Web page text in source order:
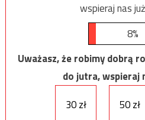
wspieraj nas
8%
Uważasz, że robimy dobrą
do jutra, wspieraj
30 zł
50 zł